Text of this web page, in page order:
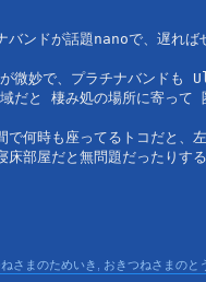
バンドが話題nanoで、遅れ
が微妙で、プラチナバンド
だと 棲み処の場所に寄って
で何時も座ってるトコだと、
床部屋だと無問題だったり
さまのためいき おきつねさまのと